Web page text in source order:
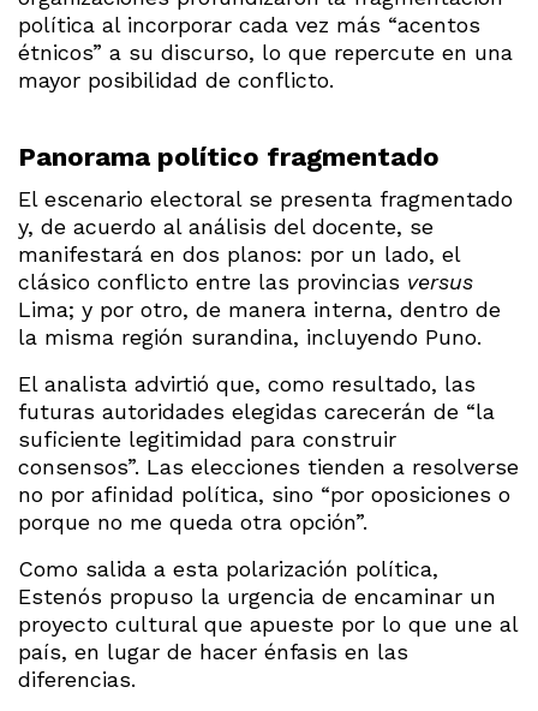
política al incorporar cada vez más “acentos
étnicos” a su discurso, lo que repercute en una
mayor posibilidad de conflicto.
Panorama político fragmentado
El escenario electoral se presenta fragmentado
y, de acuerdo al análisis del docente, se
manifestará en dos planos: por un lado, el
clásico conflicto entre las provincias versus
Lima; y por otro, de manera interna, dentro de
la misma región surandina, incluyendo Puno.
El analista advirtió que, como resultado, las
futuras autoridades elegidas carecerán de “la
suficiente legitimidad para construir
consensos”. Las elecciones tienden a resolverse
no por afinidad política, sino “por oposiciones o
porque no me queda otra opción”.
Como salida a esta polarización política,
Estenós propuso la urgencia de encaminar un
proyecto cultural que apueste por lo que une al
país, en lugar de hacer énfasis en las
diferencias.